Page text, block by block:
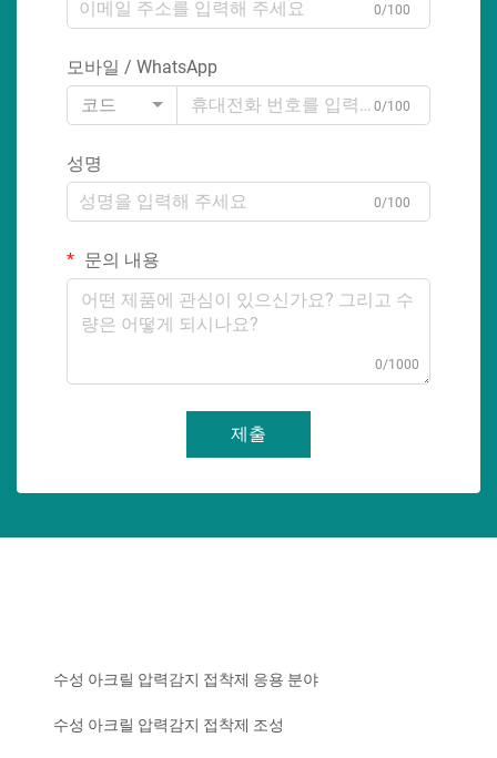
0/100
모바일 / WhatsApp
코드
0/100
성명
0/100
문의 내용
0/1000
제출
수성 아크릴 압력감지 접착제 응용 분야
수성 아크릴 압력감지 접착제 조성